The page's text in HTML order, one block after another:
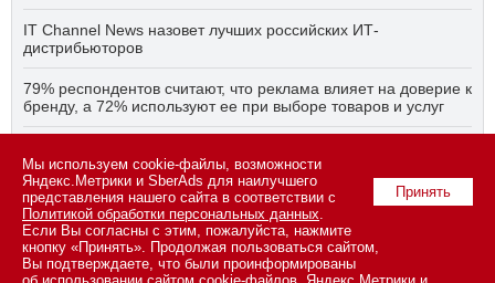
IT Channel News назовет лучших российских ИТ-
дистрибьюторов
79% респондентов считают, что реклама влияет на доверие к
бренду, а 72% используют ее при выборе товаров и услуг
ПО нужно всё сразу? Часть I
© 2026 ООО «СК ПРЕСС».Политика конфиденциальности
персональных данных,информация об авторских правах и порядке
использования материалов сайта
Принять
Мы используем cookie-файлы, возможности
Яндекс.Метрики и SberAds для наилучшего
представления нашего сайта в соответствии с
Политикой обработки персональных данных.
Если Вы согласны с этим, пожалуйста, нажмите
кнопку «Принять». Продолжая пользоваться сайтом,
Вы подтверждаете, что были проинформированы